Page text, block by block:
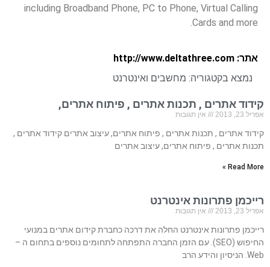
including Broadband Phone, PC to Phone, Virtual Calling
Cards and more.
אתר: http://www.deltathree.com
נמצא בקטגוריה: מחשבים ואינטרנט
קידוד אתרים , תכנות אתרים , פיתוח אתרים,
אפריל 23, 2013 אין תגובות
קידוד אתרים , תכנות אתרים , פיתוח אתרים, עיצוב אתרים קידוד אתרים ,
תכנות אתרים , פיתוח אתרים, עיצוב אתרים
Read More »
רייכמן פתרונות אינטרנט
אפריל 23, 2013 אין תגובות
רייכמן פתרונות אינטרנט החלה את דרכה כחברת קידום אתרים במנועי
החיפוש (SEO). עם הזמן החברה התפתחה לתחומים נוספים בתחום ה –
Web. הניסיון והידע הרב